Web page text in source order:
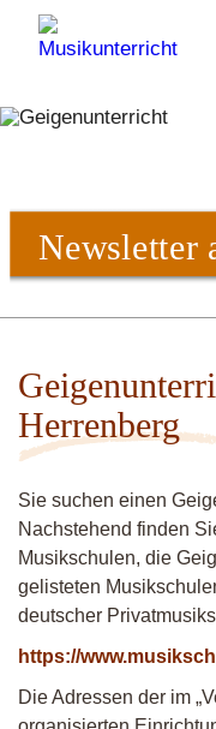
Newsletter
Herrenberg
Sie suchen einen
Nachstehend finden
Musikschulen, die
gelisteten
deutscher
https://
Die Adressen der im